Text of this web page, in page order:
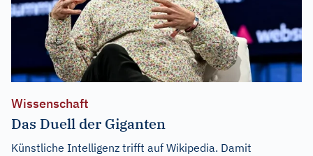
Wissenschaft
Das Duell der Giganten
Künstliche Intelligenz trifft auf Wikipedia. Damit